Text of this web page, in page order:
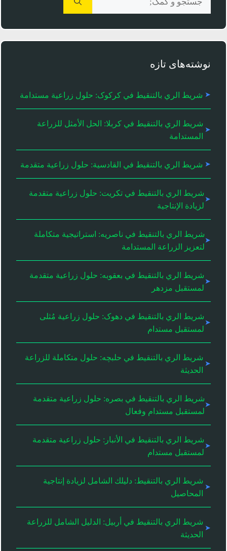
برای:
نوشته‌های تازه
شريط الري بالتنقيط في کرکوک: حلول زراعية مستدامة
شريط الري بالتنقيط في كربلا: الحل الأمثل للزراعة
المستدامة
شريط الري بالتنقيط في القادسية: حلول زراعية متقدمة
شريط الري بالتنقيط في تكريت: حلول زراعية متقدمة
لزيادة الإنتاجية
شريط الري بالتنقيط في ناصریه: استراتيجية متكاملة
لتعزيز الزراعة المستدامة
شريط الري بالتنقيط في بعقوبه: حلول زراعية متقدمة
لمستقبل مزدهر
شريط الري بالتنقيط في دهوک: حلول زراعية مُثلى
لمستقبل مستدام
شريط الري بالتنقيط في حلبچه: حلول متكاملة للزراعة
الحديثة
شريط الري بالتنقيط في بصره: حلول زراعية متقدمة
لمستقبل مستدام وفعال
شريط الري بالتنقيط في الأنبار: حلول زراعية متقدمة
لمستقبل مستدام
شريط الري بالتنقيط: دليلك الشامل لزيادة إنتاجية
المحاصيل
شريط الري بالتنقيط في أربيل: الدليل الشامل للزراعة
الحديثة